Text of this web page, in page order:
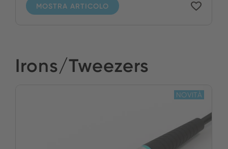
MOSTRA ARTICOLO
Irons/Tweezers
NOVITÀ